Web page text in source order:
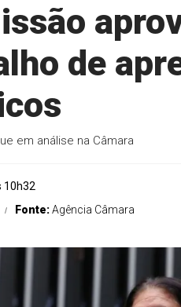
de
em análise na Câmara
10h32
Fonte:Agência Câmara